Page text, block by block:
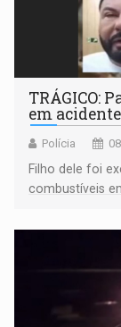
TRÁGICO:
em
Polícia
Filho dele foi
combustíveis